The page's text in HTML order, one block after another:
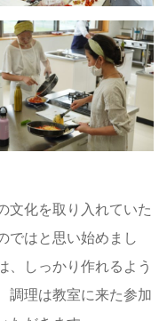
文化を取り入れていた
ではと思い始めまし
、しっかり作れるよう
調理は教室に来た参加